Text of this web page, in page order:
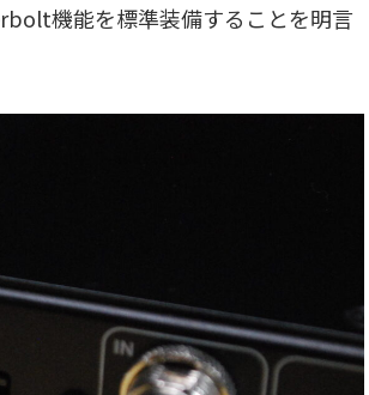
機能を標準装備することを明言